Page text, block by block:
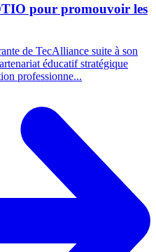
pour promouvoir les
de TecAlliance suite à son
éducatif stratégique
professionne...